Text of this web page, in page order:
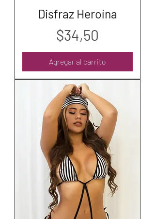
Disfraz Heroína
Precio
$34,50
Agregar al carrito